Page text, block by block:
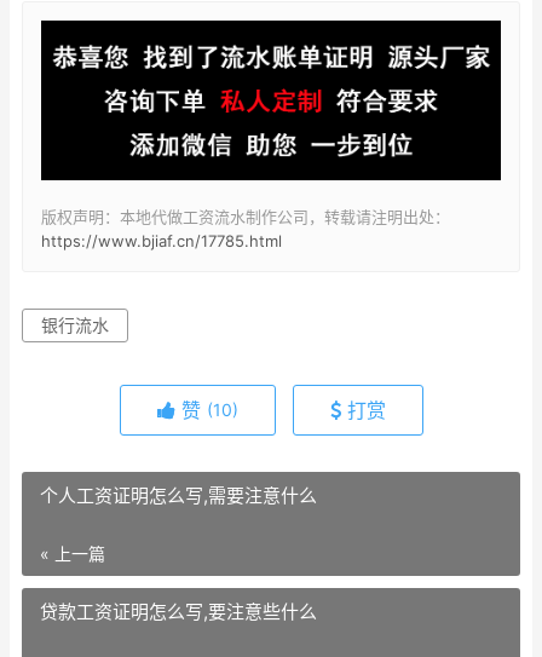
版权声明：本地代做工资流水制作公司，转载请注明出处：
https://www.bjiaf.cn/17785.html
银行流水
赞 (10) 打赏
个人工资证明怎么写,需要注意什么
« 上一篇
贷款工资证明怎么写,要注意些什么